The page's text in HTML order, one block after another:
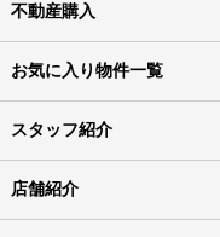
不動産購入
お気に入り物件一覧
スタッフ紹介
店舗紹介